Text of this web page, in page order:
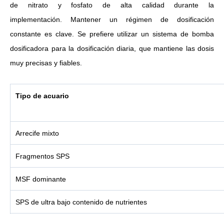
de nitrato y fosfato de alta calidad durante la
implementación. Mantener un régimen de dosificación
constante es clave. Se prefiereutilizar un sistema de bomba
dosificadora para la dosificación diaria, que mantiene las dosis
muy precisas y fiables.
Tipo de acuario
Arrecife mixto
Fragmentos SPS
MSF dominante
SPS de ultra bajo contenido de nutrientes